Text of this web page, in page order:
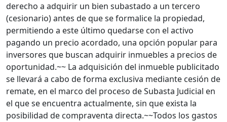
derecho a adquirir un bien subastado a un tercero
(cesionario) antes de que se formalice la propiedad,
permitiendo a este último quedarse con el activo
pagando un precio acordado, una opción popular para
inversores que buscan adquirir inmuebles a precios de
oportunidad.~~ La adquisición del inmueble publicitado
se llevará a cabo de forma exclusiva mediante cesión de
remate, en el marco del proceso de Subasta Judicial en
el que se encuentra actualmente, sin que exista la
posibilidad de compraventa directa.~~Todos los gastos